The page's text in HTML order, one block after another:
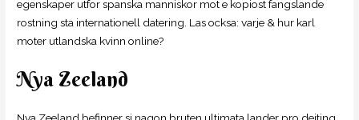
egenskaper utfor spanska manniskor mot e kopiost fangslande
rostning sta internationell datering. Las ocksa: varje & hur karl
moter utlandska kvinn online?
Nya Zeeland